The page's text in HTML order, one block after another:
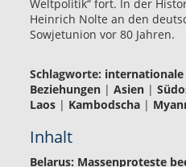
Weltpolitik“ fort. In der
Heinrich Nolte an den
Sowjetunion vor 80 Jahren.
Schlagworte:
Beziehungen | Asien |
Laos | Kambodscha |
Inhalt
Belarus: Massenproteste